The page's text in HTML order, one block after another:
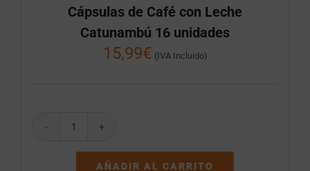
Cápsulas de Café con Leche
Catunambú 16 unidades
15,99€ (IVA Incluido)
Cápsulas
AÑADIR AL CARRITO